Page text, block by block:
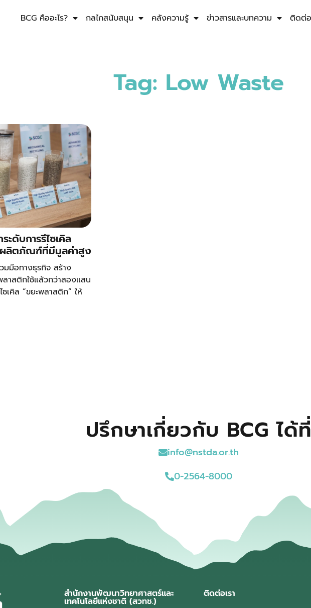
BCG คืออะไร? กลไกสนับสนุน คลังความรู้ ข่าวสารและบทความ ติดต่อ
Tag: Low Waste
ดับการรีไซเคิล
ผลิตภัณฑ์ที่มีมูลค่าสูง
มมือทางธุรกิจ สร้าง
ลาสติกใช้แล้วกว่าสองแสน
เคิล “ขยะพลาสติก” ให้
ปรึกษาเกี่ยวกับ BCG ได้ที่
info@nstda.or.th
0-2564-8000
สำนักงานพัฒนาวิทยาศาสตร์และ
เทคโนโลยีแห่งชาติ (สวทช.)
ติดต่อเรา